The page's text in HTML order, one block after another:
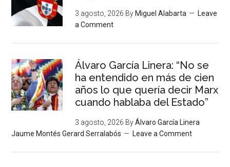
3 agosto, 2026 By Miguel Alabarta
Leave
a Comment
Álvaro García Linera: “No se
ha entendido en más de cien
años lo que quería decir Marx
cuando hablaba del Estado”
3 agosto, 2026 ByÁlvaro García Linera
Jaume Montés Gerard Serralabós
Leave a Comment